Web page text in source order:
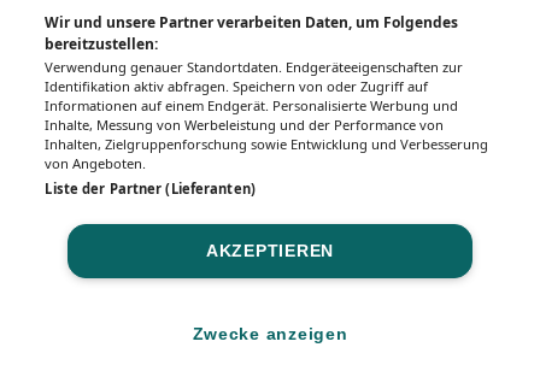
Wir und unsere Partner verarbeiten Daten, um Folgendes
bereitzustellen:
Verwendung genauer Standortdaten. Endgeräteeigenschaften zur
Identifikation aktiv abfragen. Speichern von oder Zugriff auf
Informationen auf einem Endgerät. Personalisierte Werbung und
Inhalte, Messung von Werbeleistung und der Performance von
Inhalten, Zielgruppenforschung sowie Entwicklung und Verbesserung
von Angeboten.
Liste der Partner (Lieferanten)
AKZEPTIEREN
Zwecke anzeigen